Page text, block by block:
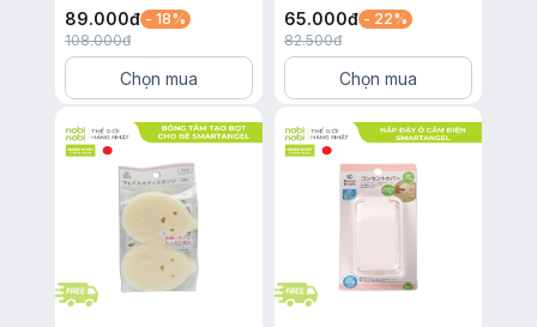
89.000đ - 18%
108.000đ
Chọn mua
65.000đ - 22%
82.500đ
Chọn mua